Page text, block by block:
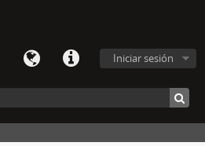
Iniciar sesión